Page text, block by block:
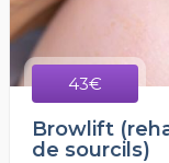
43€
Browlift
de sourcils)